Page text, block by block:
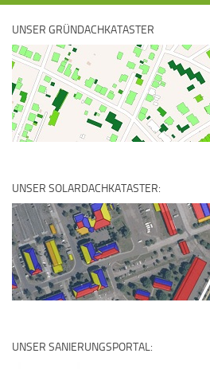
UNSER GRÜNDACHKATASTER
UNSER SOLARDACHKATASTER:
UNSER SANIERUNGSPORTAL: